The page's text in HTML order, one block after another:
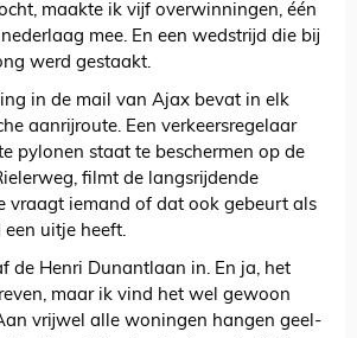
maakte ik vijf overwinningen, één
mee. En een wedstrijd die bij
werd gestaakt.
in de mail van Ajax bevat in elk
aanrijroute. Een verkeersregelaar
pylonen staat te beschermen op de
filmt de langsrijdende
vraagt iemand of dat ook gebeurt als
uitje heeft.
de Henri Dunantlaan in. En ja, het
maar ik vind het wel gewoon
vrijwel alle woningen hangen geel-